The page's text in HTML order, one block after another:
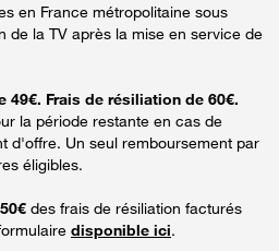
en France métropolitaine sous
de la TV après la mise en service de
49€. Frais de résiliation de 60€.
la période restante en cas de
d'offre. Un seul remboursement par
éligibles.
des frais de résiliation facturés
disponible ici.